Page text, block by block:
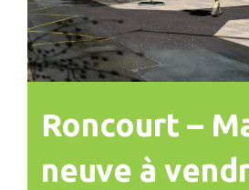
Roncourt –
neuve à